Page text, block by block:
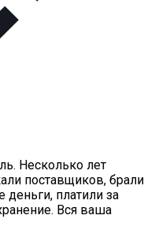
Несколько лет
поставщиков, брали
платили за
Вся ваша